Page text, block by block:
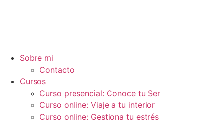
Sobre mi
Contacto
Cursos
Curso presencial: Conoce tu Ser
Curso online: Viaje a tu interior
Curso online: Gestiona tu estrés